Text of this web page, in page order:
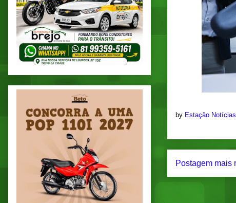
by Estação
Postagem mais